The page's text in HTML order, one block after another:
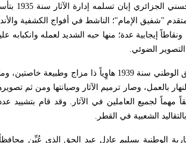
قام
"شفيق الإمام"؛ الناشط في أفواج الكشفية
إيجابية عدة؛ منها حبه الشديد لعمله
الضوئي.
التحق بمتحف دمشق الوطني سنة 1939 هاوٍياً ذا
بالعمل، وصار ترميم الآثار وصيانتها ومن ثم
مهماً لجميع العاملين في الآثار. وقد قام
الشعبية في القطر .